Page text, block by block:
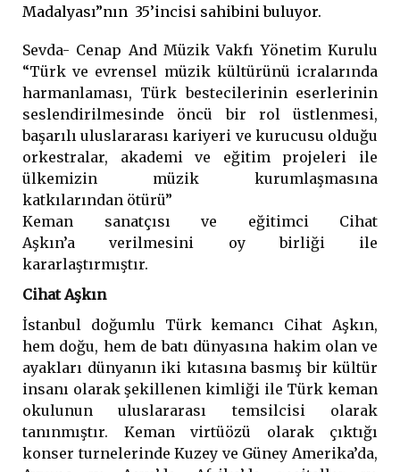
Madalyası”nın 35’incisi sahibini buluyor.
Sevda- Cenap And Müzik Vakfı Yönetim Kurulu
“Türk ve evrensel müzik kültürünü icralarında
harmanlaması, Türk bestecilerinin eserlerinin
seslendirilmesinde öncü bir rol üstlenmesi,
başarılı uluslararası kariyeri ve kurucusu olduğu
orkestralar, akademi ve eğitim projeleri ile
ülkemizin müzik kurumlaşmasına
katkılarından ötürü”
Keman sanatçısı ve eğitimci Cihat
Aşkın’a verilmesini oy birliği ile
kararlaştırmıştır.
Cihat Aşkın
İstanbul doğumlu Türk kemancı Cihat Aşkın,
hem doğu, hem de batı dünyasına hakim olan ve
ayakları dünyanın iki kıtasına basmış bir kültür
insanı olarak şekillenen kimliği ile Türk keman
okulunun uluslararası temsilcisi olarak
tanınmıştır. Keman virtüözü olarak çıktığı
konser turnelerinde Kuzey ve Güney Amerika’da,